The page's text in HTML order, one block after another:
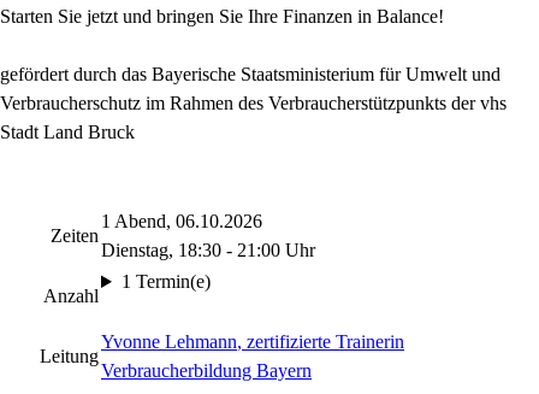
Starten Sie jetzt und bringen Sie Ihre Finanzen in Balance!
gefördert durch das Bayerische Staatsministerium für Umwelt und
Verbraucherschutz im Rahmen des Verbraucherstützpunkts der vhs
Stadt Land Bruck
Zeiten
1 Abend, 06.10.2026
Dienstag, 18:30 - 21:00 Uhr
Anzahl
1 Termin(e)
Leitung
Yvonne Lehmann, zertifizierte Trainerin
Verbraucherbildung Bayern